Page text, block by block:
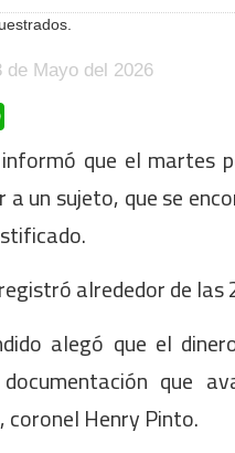
de Mayo del 2026
que el martes
a un sujeto, que se
alrededor de
alegó que el
que
coronel Henry Pinto.